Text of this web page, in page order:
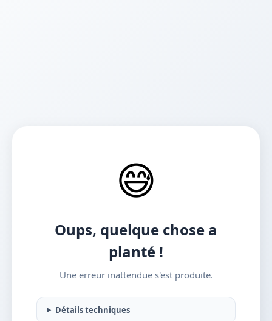
😅
Oups, quelque chose a
planté !
Une erreur inattendue s'est produite.
Détails techniques